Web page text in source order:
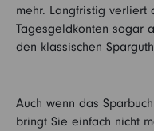
mehr. Langfristig verliert
Tagesgeldkonten sogar
den klassischen
Auch wenn das
bringt Sie einfach nicht